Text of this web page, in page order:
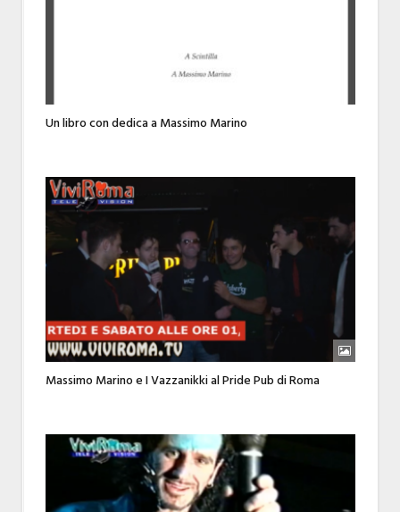
Un libro con dedica a Massimo Marino
Massimo Marino e I Vazzanikki al Pride Pub di Roma